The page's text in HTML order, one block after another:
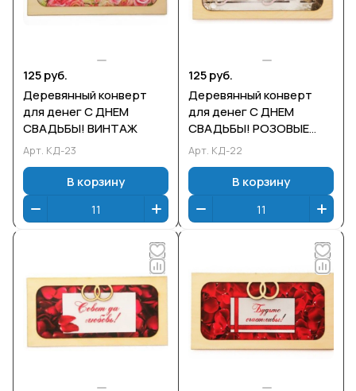
125 руб.
Деревянный конверт
для денег С ДНЕМ
СВАДЬБЫ! ВИНТАЖ
Арт. КД-23
В корзину
125 руб.
Деревянный конверт
для денег С ДНЕМ
СВАДЬБЫ! РОЗОВЫЕ
РОЗЫ
Арт. КД-22
В корзину